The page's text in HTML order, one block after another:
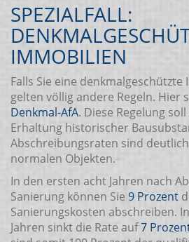
SPEZIALFALL:
IMMOBILIEN
Falls Sie eine
gelten völlig andere Regeln. Hier
Denkmal-AfA. Diese Regelung
Erhaltung historischer
Abschreibungsraten sind
normalen Objekten.
In den ersten acht Jahren nach
Sanierung können Sie 9 Prozent
Sanierungskosten abschreiben.
Jahren sinkt die Rate auf7